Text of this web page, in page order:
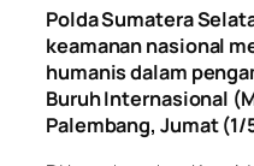
Polda Sumatera
keamanan nasional
humanis dalam
Buruh Internasional
Palembang, Jumat